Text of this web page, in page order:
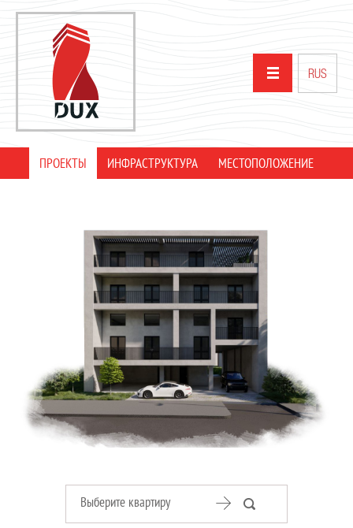
RUS
ГЛАВНАЯ
ПРОЕКТЫ
ПАРТНЕРЫ
НОВОСТИ
КОНТАКТ
ПРОЕКТЫ ИНФРАСТРУКТУРА МЕСТОПОЛОЖЕНИЕ
Выберите квартиру